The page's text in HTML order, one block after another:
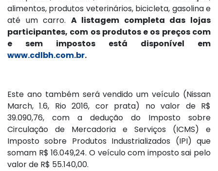
alimentos, produtos veterinários, bicicleta, gasolina e
até um carro. A listagem completa das lojas
participantes, com os produtos e os preços com
e sem impostos está disponível em
www.cdlbh.com.br.
Este ano também será vendido um veículo (Nissan
March, 1.6, Rio 2016, cor prata) no valor de R$
39.090,76, com a dedução do Imposto sobre
Circulação de Mercadoria e Serviços (ICMS) e
Imposto sobre Produtos Industrializados (IPI) que
somam R$ 16.049,24. O veículo com imposto sai pelo
valor de R$ 55.140,00.